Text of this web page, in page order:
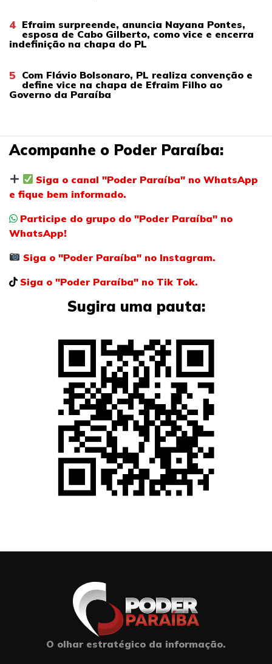
4 Efraim surpreende, anuncia Nayana Pontes,
esposa de Cabo Gilberto, como vice e encerra
indefinição na chapa do PL
5 Com Flávio Bolsonaro, PL realiza convenção e
define vice na chapa de Efraim Filho ao
Governo da Paraíba
Acompanhe o Poder Paraíba:
Siga o canal "Poder Paraíba" no WhatsApp
e fique bem informado.
Participe do grupo do "Poder Paraíba" no
WhatsApp!
Siga o "Poder Paraíba" no Instagram.
Siga o "Poder Paraíba" no Tik Tok.
Sugira uma pauta:
O olhar estratégico da informação.